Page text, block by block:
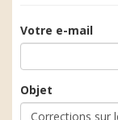
Votre e-mail
Objet